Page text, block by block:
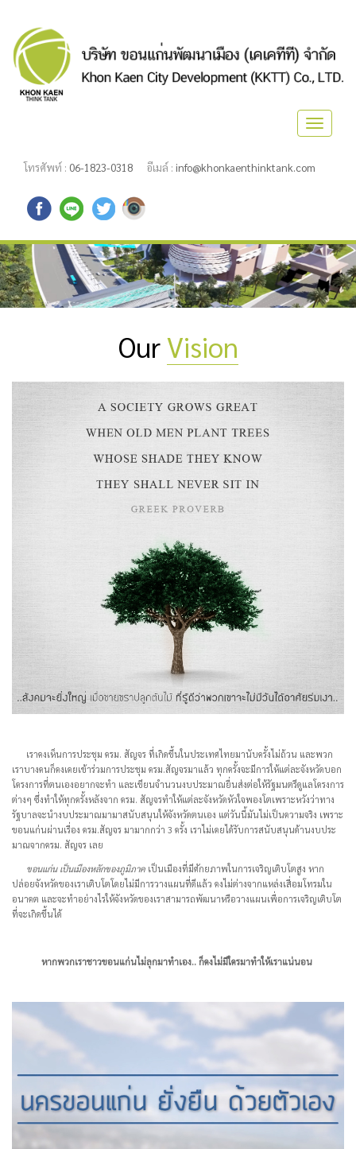
Toggle
โทรศัพท์ : 06-1823-0318 อีเมล์ : info@khonkaenthinktank.com
OurVision
เราคงเห็นการประชุม ครม. สัญจร ที่เกิดขึ้นในประเทศไทยมานับครั้งไม่ถ้วน และพวก
เราบางคนก็คงเคยเข้าร่วมการประชุม ครม.สัญจรมาแล้ว ทุกครั้งจะมีการให้แต่ละจังหวัดบอก
โครงการที่ตนเองอยากจะทำ และเขียนจำนวนงบประมาณยื่นส่งต่อให้รัฐมนตรีดูแลโครงการ
ต่างๆ ซึ่งทำให้ทุกครั้งหลังจาก ครม. สัญจรทำให้แต่ละจังหวัดหัวใจพองโตเพราะหวังว่าทาง
รัฐบาลจะนำงบประมาณมามาสนับสนุนให้จังหวัดตนเอง แต่วันนี้มันไม่เป็นความจริง เพราะ
ขอนแก่นผ่านเรื่อง ครม.สัญจร มามากกว่า 3 ครั้ง เราไม่เคยได้รับการสนับสนุนด้านงบประ
มาณจากครม. สัญจร เลย
ขอนแก่น เป็นเมืองหลักของภูมิภาค เป็นเมืองที่มีศักยภาพในการเจริญเติบโตสูง หาก
ปล่อยจังหวัดของเราเติบโตโดยไม่มีการวางแผนที่ดีแล้ว คงไม่ต่างจากแหล่งเสื่อมโทรมใน
อนาคต และจะทำอย่างไรให้จังหวัดของเราสามารถพัฒนาหรือวางแผนเพื่อการเจริญเติบโต
ที่จะเกิดขึ้นได้
หากพวกเราชาวขอนแก่นไม่ลุกมาทำเอง.. ก็คงไม่มีใครมาทำให้เราแน่นอน